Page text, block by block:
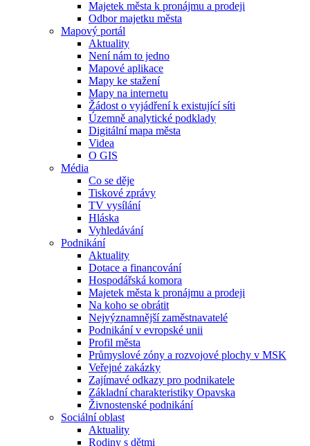
Majetek města k pronájmu a prodeji
Odbor majetku města
Mapový portál
Aktuality
Není nám to jedno
Mapové aplikace
Mapy ke stažení
Mapy na internetu
Žádost o vyjádření k existující síti
Územně analytické podklady
Digitální mapa města
Videa
O GIS
Média
Co se děje
Tiskové zprávy
TV vysílání
Hláska
Vyhledávání
Podnikání
Aktuality
Dotace a financování
Hospodářská komora
Majetek města k pronájmu a prodeji
Na koho se obrátit
Nejvýznamnější zaměstnavatelé
Podnikání v evropské unii
Profil města
Průmyslové zóny a rozvojové plochy v MSK
Veřejné zakázky
Zajímavé odkazy pro podnikatele
Základní charakteristiky Opavska
Živnostenské podnikání
Sociální oblast
Aktuality
Rodiny s dětmi